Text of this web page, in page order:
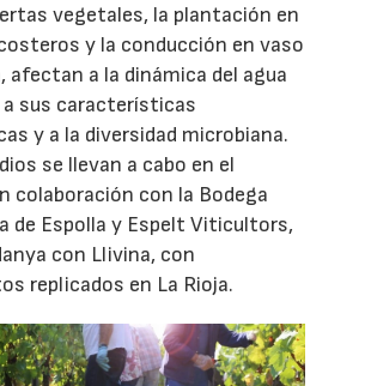
vegetales, la plantación en
y la conducción en vaso
afectan a la dinámica del agua
a sus características
y a la diversidad microbiana.
se llevan a cabo en el
colaboración con la Bodega
de Espolla y Espelt Viticultors,
con Llivina, con
replicados en La Rioja.